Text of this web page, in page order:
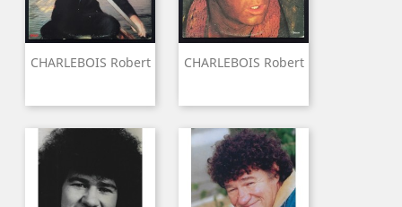
CHARLEBOIS Robert CHARLEBOIS Robert